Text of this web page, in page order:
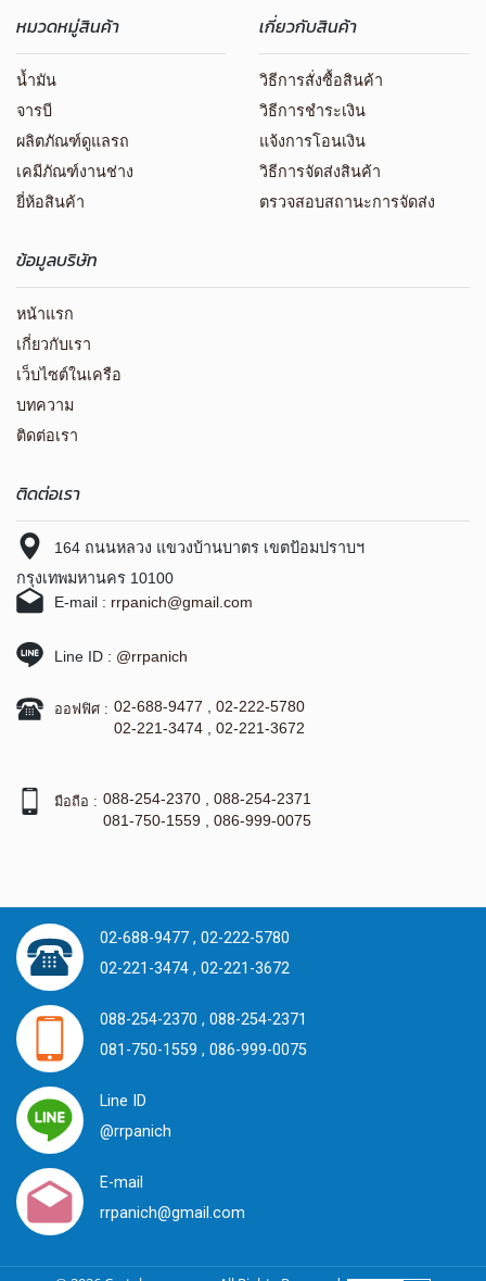
หมวดหมู่สินค้า
น้ำมัน
จารบี
ผลิตภัณฑ์ดูแลรถ
เคมีภัณฑ์งานช่าง
ยี่ห้อสินค้า
เกี่ยวกับสินค้า
วิธีการสั่งซื้อสินค้า
วิธีการชำระเงิน
แจ้งการโอนเงิน
วิธีการจัดส่งสินค้า
ตรวจสอบสถานะการจัดส่ง
ข้อมูลบริษัท
หน้าแรก
เกี่ยวกับเรา
เว็บไซต์ในเครือ
บทความ
ติดต่อเรา
ติดต่อเรา
164 ถนนหลวง แขวงบ้านบาตร เขตป้อมปราบฯ
กรุงเทพมหานคร 10100
E-mail : rrpanich@gmail.com
Line ID : @rrpanich
ออฟฟิศ : 02-688-9477
02-222-5780
02-221-3474
02-221-3672
มือถือ : 088-254-2370
088-254-2371
081-750-1559
086-999-0075
02-688-9477 ,02-222-5780
02-221-3474 ,02-221-3672
088-254-2370 ,088-254-2371
081-750-1559 ,086-999-0075
Line ID
@rrpanich
E-mail
rrpanich@gmail.com